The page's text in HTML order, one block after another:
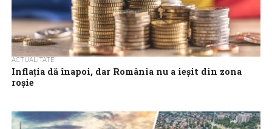
ACTUALITATE
Inflația dă înapoi, dar România nu a ieșit din zona
roșie